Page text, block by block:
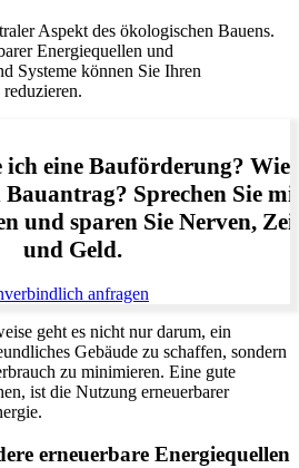
Aspekt des ökologischen Bauens.
Energiequellen und
Systeme können Sie Ihren
ich eine Bauförderung? Wie
Sprechen Sie
und sparen Sie Nerven,
und Geld.
anfragen
geht es nicht nur darum, ein
Gebäude zu schaffen, sondern
zu minimieren. Eine gute
ist die Nutzung erneuerbarer
erneuerbare Energiequellen